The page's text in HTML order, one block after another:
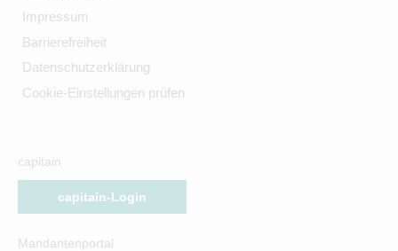
Impressum
Barrierefreiheit
Datenschutzerklärung
Cookie-Einstellungen prüfen
capitain
capitain-Login
Mandantenportal